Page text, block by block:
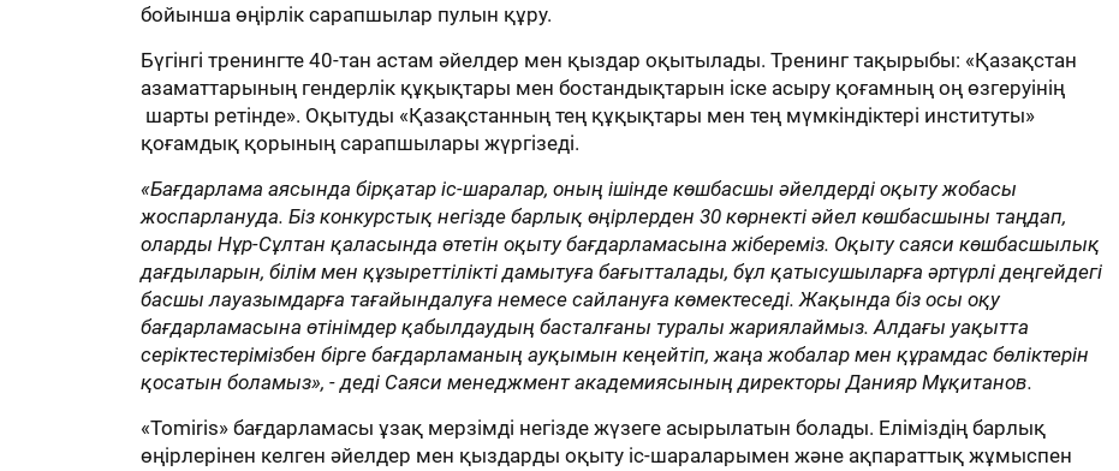
бойынша өңірлік сарапшылар пулын құру.
Бүгінгі тренингте 40-тан астам әйелдер мен қыздар оқытылады. Тренинг тақырыбы: «Қазақстан
азаматтарының гендерлік құқықтары мен бостандықтарын іске асыру қоғамның оң өзгеруінің
шарты ретінде». Оқытуды «Қазақстанның тең құқықтары мен тең мүмкіндіктері институты»
қоғамдық қорының сарапшылары жүргізеді.
«Бағдарлама аясында бірқатар іс-шаралар, оның ішінде көшбасшы әйелдерді оқыту жобасы
жоспарлануда. Біз конкурстық негізде барлық өңірлерден 30 көрнекті әйел көшбасшыны таңдап,
оларды Нұр-Сұлтан қаласында өтетін оқыту бағдарламасына жібереміз. Оқыту саяси көшбасшылық
дағдыларын, білім мен құзыреттілікті дамытуға бағытталады, бұл қатысушыларға әртүрлі деңгейдегі
басшы лауазымдарға тағайындалуға немесе сайлануға көмектеседі. Жақында біз осы оқу
бағдарламасына өтінімдер қабылдаудың басталғаны туралы жариялаймыз. Алдағы уақытта
серіктестерімізбен бірге бағдарламаның ауқымын кеңейтіп, жаңа жобалар мен құрамдас бөліктерін
қосатын боламыз», - деді Саяси менеджмент академиясының директоры Данияр Мұқитанов.
«Tomiris» бағдарламасы ұзақ мерзімді негізде жүзеге асырылатын болады. Еліміздің барлық
өңірлерінен келген әйелдер мен қыздарды оқыту іс-шараларымен және ақпараттық жұмыспен